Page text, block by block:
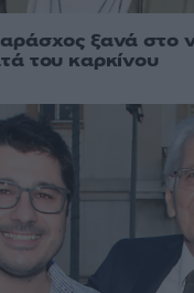
ξανά στο
του καρκίνου